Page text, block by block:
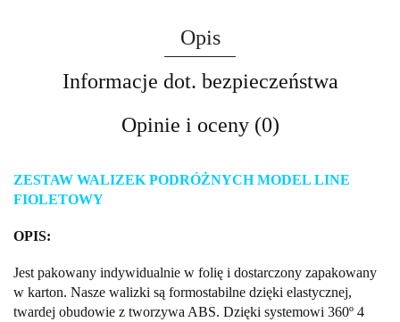
Opis
Informacje dot. bezpieczeństwa
Opinie i oceny (0)
ZESTAW WALIZEK PODRÓŻNYCH MODEL LINE
FIOLETOWY
OPIS:
Jest pakowany indywidualnie w folię i dostarczony zapakowany
w karton. Nasze walizki są formostabilne dzięki elastycznej,
twardej obudowie z tworzywa ABS. Dzięki systemowi 360º 4